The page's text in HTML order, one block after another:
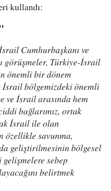
kullandı:
Cumhurbaşkanı ve
görüşmeler, Türkiye-İsrail
önemli bir dönem
İsrail bölgemizdeki önemli
ve İsrail arasında hem
bağlarımız, ortak
İsrail ile olan
savunma,
geliştirilmesinin bölgesel
sebep
belirtmek